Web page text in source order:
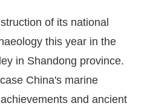
of its national
this year in the
in Shandong province.
China's marine
and ancient